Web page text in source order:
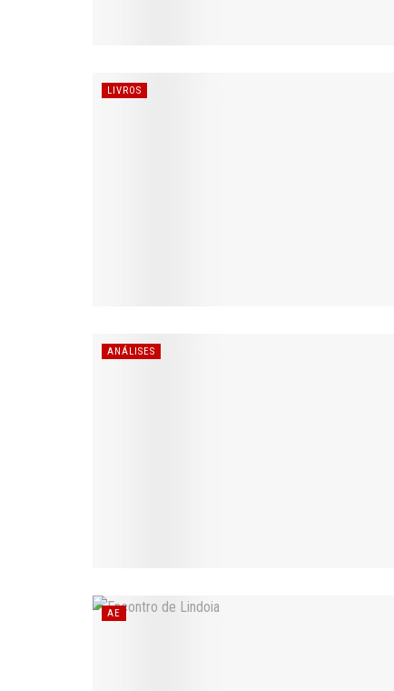
LIVROS
ANÁLISES
AE